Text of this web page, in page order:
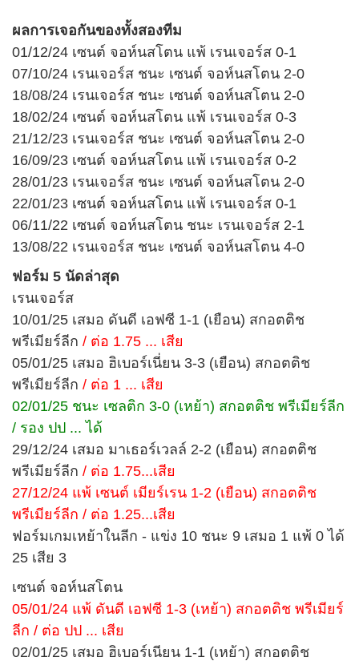
ผลการเจอกันของทั้งสองทีม
01/12/24 เซนต์ จอห์นสโตน แพ้ เรนเจอร์ส 0-1
07/10/24 เรนเจอร์ส ชนะ เซนต์ จอห์นสโตน 2-0
18/08/24 เรนเจอร์ส ชนะ เซนต์ จอห์นสโตน 2-0
18/02/24 เซนต์ จอห์นสโตน แพ้ เรนเจอร์ส 0-3
21/12/23 เรนเจอร์ส ชนะ เซนต์ จอห์นสโตน 2-0
16/09/23 เซนต์ จอห์นสโตน แพ้ เรนเจอร์ส 0-2
28/01/23 เรนเจอร์ส ชนะ เซนต์ จอห์นสโตน 2-0
22/01/23 เซนต์ จอห์นสโตน แพ้ เรนเจอร์ส 0-1
06/11/22 เซนต์ จอห์นสโตน ชนะ เรนเจอร์ส 2-1
13/08/22 เรนเจอร์ส ชนะ เซนต์ จอห์นสโตน 4-0
ฟอร์ม 5 นัดล่าสุด
เรนเจอร์ส
10/01/25 เสมอ ดันดี เอฟซี 1-1 (เยือน) สกอตติช
พรีเมียร์ลีก / ต่อ 1.75 ... เสีย
05/01/25 เสมอ ฮิเบอร์เนี่ยน 3-3 (เยือน) สกอตติช
พรีเมียร์ลีก / ต่อ 1 ... เสีย
02/01/25 ชนะ เซลติก 3-0 (เหย้า) สกอตติช พรีเมียร์ลีก
/ รอง ปป ... ได้
29/12/24 เสมอ มาเธอร์เวลล์ 2-2 (เยือน) สกอตติช
พรีเมียร์ลีก / ต่อ 1.75...เสีย
27/12/24 แพ้ เซนต์ เมียร์เรน 1-2 (เยือน) สกอตติช
พรีเมียร์ลีก / ต่อ 1.25...เสีย
ฟอร์มเกมเหย้าในลีก - แข่ง 10 ชนะ 9 เสมอ 1 แพ้ 0 ได้
25 เสีย 3
เซนต์ จอห์นสโตน
05/01/24 แพ้ ดันดี เอฟซี 1-3 (เหย้า) สกอตติช พรีเมียร์
ลีก / ต่อ ปป ... เสีย
02/01/25 เสมอ ฮิเบอร์เนียน 1-1 (เหย้า) สกอตติช